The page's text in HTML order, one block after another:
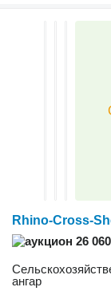
Rhino-Cross-
26
ангар